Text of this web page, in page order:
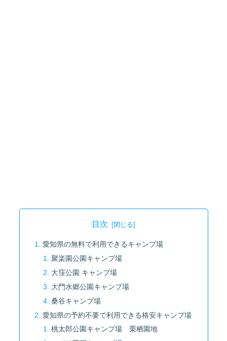
目次
愛知県の無料で利用できるキャンプ場
聚楽園公園キャンプ場
大窪公園 キャンプ場
大門水郷公園キャンプ場
桑谷キャンプ場
愛知県の予約不要で利用できる格安キャンプ場
桃太郎公園キャンプ場 栗栖園地